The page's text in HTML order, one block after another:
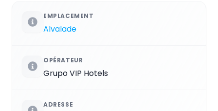
EMPLACEMENT
Alvalade
OPÉRATEUR
Grupo VIP Hotels
ADRESSE